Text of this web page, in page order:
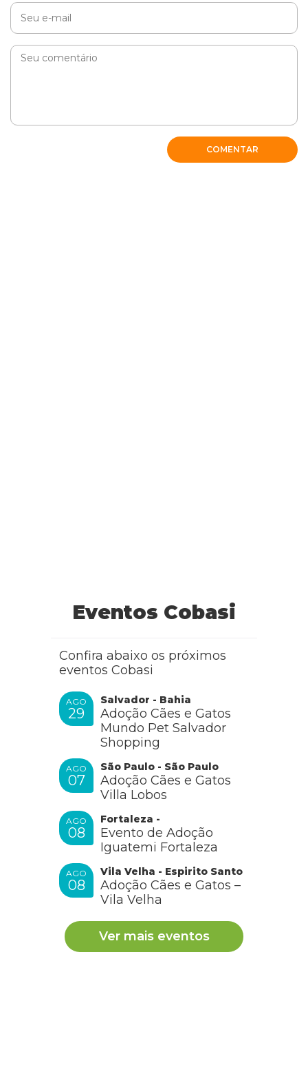
COMENTAR
Eventos Cobasi
Confira abaixo os próximos
eventos Cobasi
AGO
29
Salvador - Bahia
Adoção Cães e Gatos
Mundo Pet Salvador
Shopping
AGO
07
São Paulo - São Paulo
Adoção Cães e Gatos
Villa Lobos
AGO
08
Fortaleza -
Evento de Adoção
Iguatemi Fortaleza
AGO
08
Vila Velha - Espirito Santo
Adoção Cães e Gatos –
Vila Velha
Ver mais eventos